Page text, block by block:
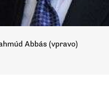
Abbás (vpravo)